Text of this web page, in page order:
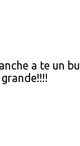
a te un